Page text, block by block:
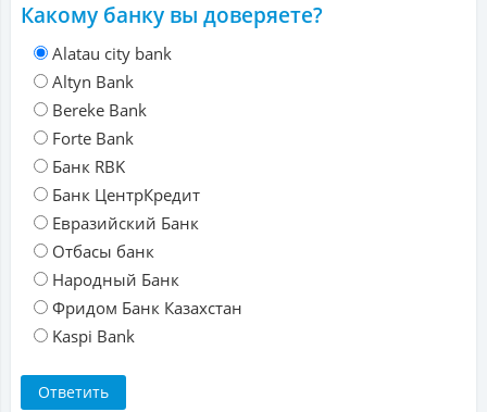
Какому банку вы доверяете?
Alatau city bank
Altyn Bank
Bereke Bank
Forte Bank
Банк RBK
Банк ЦентрКредит
Евразийский Банк
Отбасы банк
Народный Банк
Фридом Банк Казахстан
Kaspi Bank